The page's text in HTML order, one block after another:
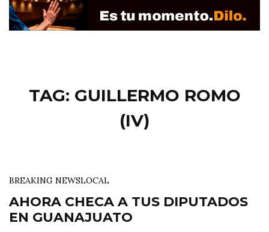
TAG: GUILLERMO ROMO
(IV)
BREAKING NEWSLOCAL
AHORA CHECA A TUS DIPUTADOS
EN GUANAJUATO